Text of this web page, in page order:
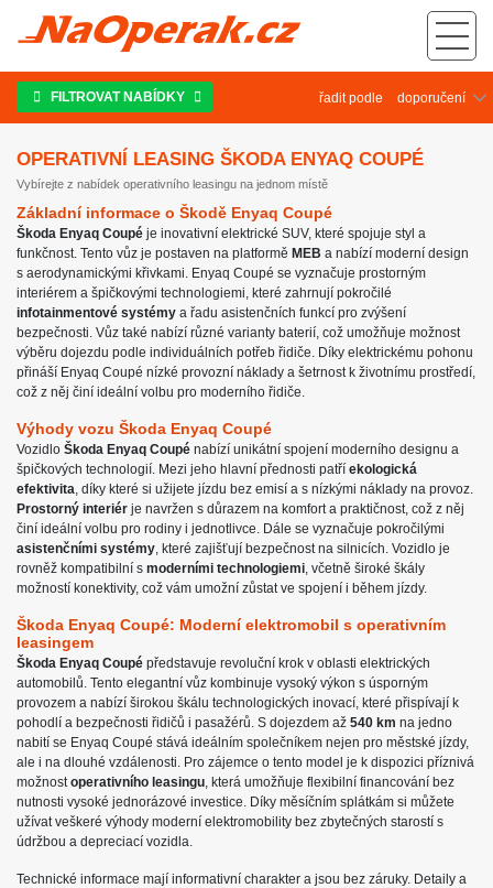
Operativní leasing Škoda Enyaq Coupé
FILTROVAT NABÍDKY řadit podle
OPERATIVNÍ LEASING ŠKODA ENYAQ COUPÉ
Vybírejte z nabídek operativního leasingu na jednom místě
Základní informace o Škodě Enyaq Coupé
Škoda Enyaq Coupé je inovativní elektrické SUV, které spojuje styl a
funkčnost. Tento vůz je postaven na platformě MEB a nabízí moderní design
s aerodynamickými křivkami. Enyaq Coupé se vyznačuje prostorným
interiérem a špičkovými technologiemi, které zahrnují pokročilé
infotainmentové systémy a řadu asistenčních funkcí pro zvýšení
bezpečnosti. Vůz také nabízí různé varianty baterií, což umožňuje možnost
výběru dojezdu podle individuálních potřeb řidiče. Díky elektrickému pohonu
přináší Enyaq Coupé nízké provozní náklady a šetrnost k životnímu prostředí,
což z něj činí ideální volbu pro moderního řidiče.
Výhody vozu Škoda Enyaq Coupé
Vozidlo Škoda Enyaq Coupé nabízí unikátní spojení moderního designu a
špičkových technologií. Mezi jeho hlavní přednosti patří ekologická
efektivita, díky které si užijete jízdu bez emisí a s nízkými náklady na provoz.
Prostorný interiér je navržen s důrazem na komfort a praktičnost, což z něj
činí ideální volbu pro rodiny i jednotlivce. Dále se vyznačuje pokročilými
asistenčními systémy, které zajišťují bezpečnost na silnicích. Vozidlo je
rovněž kompatibilní s moderními technologiemi, včetně široké škály
možností konektivity, což vám umožní zůstat ve spojení i během jízdy.
Škoda Enyaq Coupé: Moderní elektromobil s operativním
leasingem
Škoda Enyaq Coupé představuje revoluční krok v oblasti elektrických
automobilů. Tento elegantní vůz kombinuje vysoký výkon s úsporným
provozem a nabízí širokou škálu technologických inovací, které přispívají k
pohodlí a bezpečnosti řidičů i pasažérů. S dojezdem až 540 km na jedno
nabití se Enyaq Coupé stává ideálním společníkem nejen pro městské jízdy,
ale i na dlouhé vzdálenosti. Pro zájemce o tento model je k dispozici příznivá
možnostoperativního leasingu, která umožňuje flexibilní financování bez
nutnosti vysoké jednorázové investice. Díky měsíčním splátkám si můžete
užívat veškeré výhody moderní elektromobility bez zbytečných starostí s
údržbou a depreciací vozidla.
Technické informace mají informativní charakter a jsou bez záruky. Detaily a